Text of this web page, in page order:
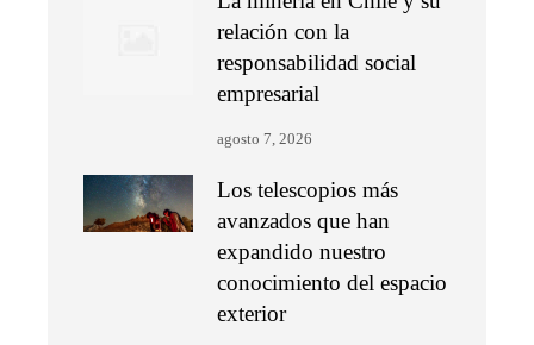
relación con la
responsabilidad social
empresarial
agosto 7, 2026
Los telescopios más
avanzados que han
expandido nuestro
conocimiento del espacio
exterior